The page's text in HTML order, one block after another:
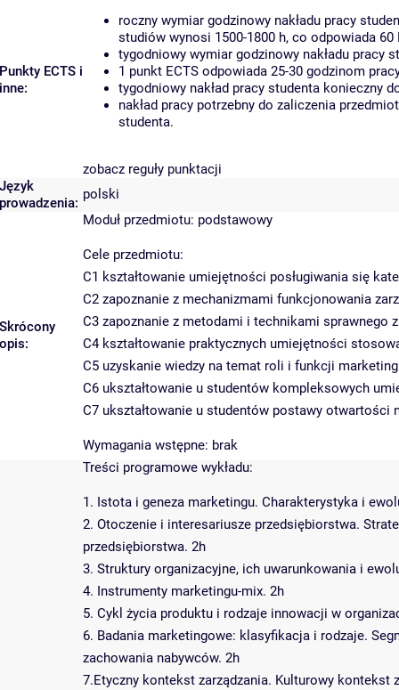
Punkty ECTS i
inne:
roczny wymiar godzinowy nakładu pracy
studiów wynosi 1500-1800 h, co odpowiada 60
tygodniowy wymiar godzinowy nakładu pracy
1 punkt ECTS odpowiada 25-30 godzinom
tygodniowy nakład pracy studenta konieczny
nakład pracy potrzebny do zaliczenia
studenta.
zobacz reguły punktacji
Język
prowadzenia:
polski
Skrócony
opis:
Moduł przedmiotu: podstawowy
Cele przedmiotu:
C1 kształtowanie umiejętności posługiwania się
C2 zapoznanie z mechanizmami funkcjonowania
C3 zapoznanie z metodami i technikami sprawnego
C4 kształtowanie praktycznych umiejętności
C5 uzyskanie wiedzy na temat roli i funkcji
C6 ukształtowanie u studentów kompleksowych
C7 ukształtowanie u studentów postawy otwartości
Wymagania wstępne: brak
Treści programowe wykładu:
1. Istota i geneza marketingu. Charakterystyka i
2. Otoczenie i interesariusze przedsiębiorstwa.
przedsiębiorstwa. 2h
3. Struktury organizacyjne, ich uwarunkowania i
4. Instrumenty marketingu-mix. 2h
5. Cykl życia produktu i rodzaje innowacji w
6. Badania marketingowe: klasyfikacja i rodzaje.
zachowania nabywców. 2h
7.Etyczny kontekst zarządzania. Kulturowy kontekst